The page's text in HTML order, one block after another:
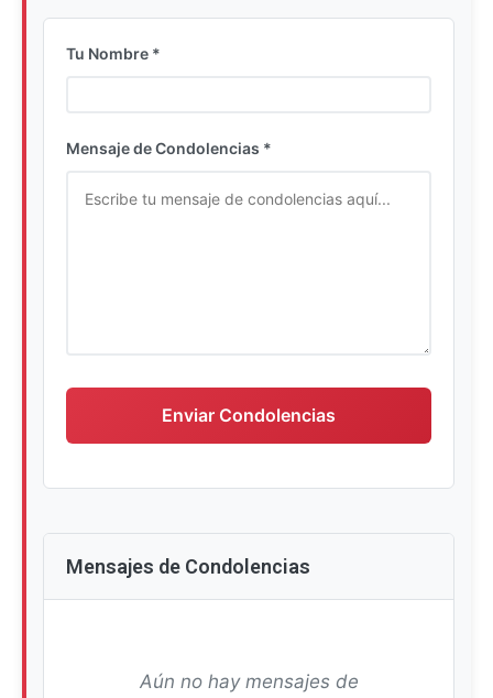
Tu Nombre *
Mensaje de Condolencias *
Enviar Condolencias
Mensajes de Condolencias
Aún no hay mensajes de